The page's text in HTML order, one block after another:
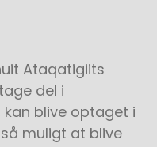
Ataqatigiits
del i
blive optaget i
muligt at blive